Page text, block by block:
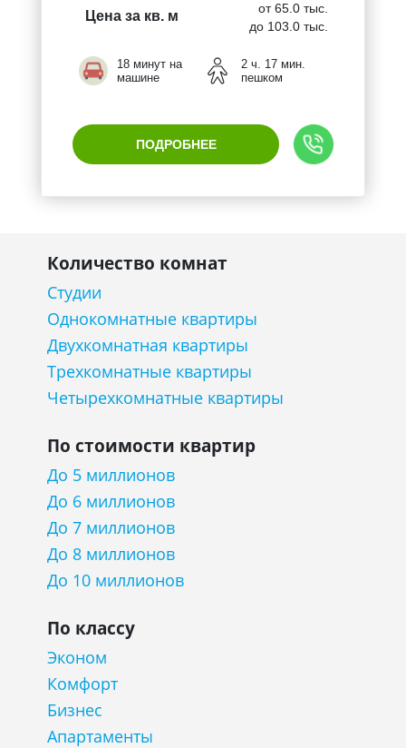
Цена за кв. м
от 65.0 тыс.
до 103.0 тыс.
18 минут на
машине
2 ч. 17 мин.
пешком
ПОДРОБНЕЕ
Количество комнат
Студии
Однокомнатные квартиры
Двухкомнатная квартиры
Трехкомнатные квартиры
Четырехкомнатные квартиры
По стоимости квартир
До 5 миллионов
До 6 миллионов
До 7 миллионов
До 8 миллионов
До 10 миллионов
По классу
Эконом
Комфорт
Бизнес
Апартаменты